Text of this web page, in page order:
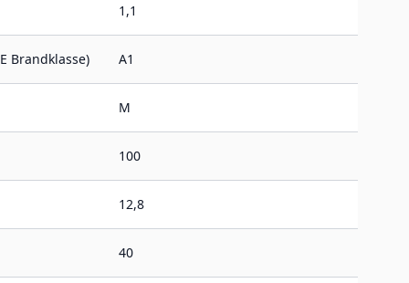
1,1
Brandklasse) A1
M
100
12,8
40